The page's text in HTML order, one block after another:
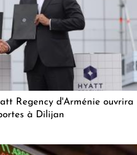
Regency d'Arménie ouvrira
à Dilijan